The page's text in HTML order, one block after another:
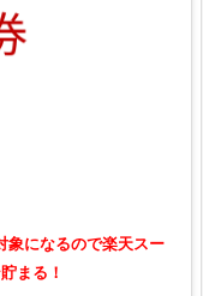
象になるので楽天スー
まる！